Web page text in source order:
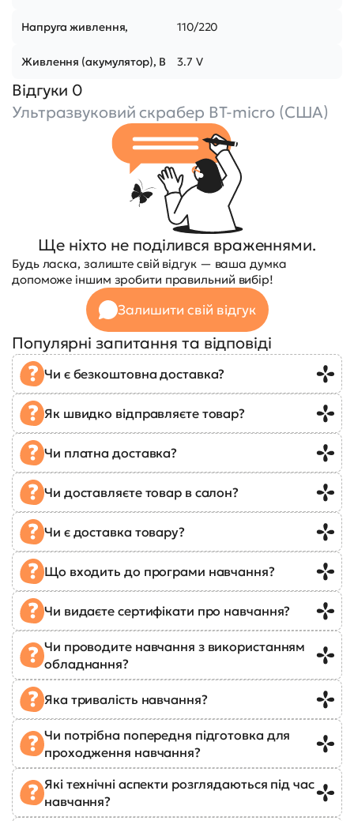
Напруга живлення, 110/220
Живлення (акумулятор), В 3.7 V
Відгуки 0
Ультразвуковий скрабер BT-micro (США)
Ще ніхто не поділився враженнями.
Будь ласка, залиште свій відгук — ваша думка
допоможе іншим зробити правильний вибір!
Залишити свій відгук
Популярні запитання та відповіді
Чи є безкоштовна доставка?
Як швидко відправляєте товар?
Чи платна доставка?
Чи доставляєте товар в салон?
Чи є доставка товару?
Що входить до програми навчання?
Чи видаєте сертифікати про навчання?
Чи проводите навчання з використанням
обладнання?
Яка тривалість навчання?
Чи потрібна попередня підготовка для
проходження навчання?
Які технічні аспекти розглядаються під час
навчання?